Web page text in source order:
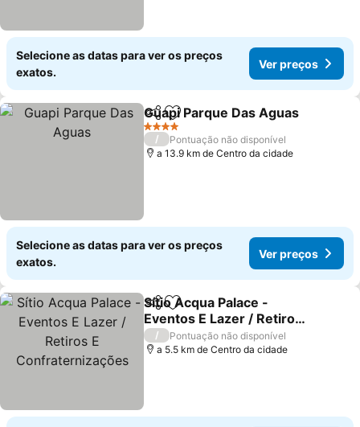
Selecione as datas para ver os preços
exatos.
Ver preços
PartilharAdicionar aos favoritos
Guapi Parque Das Aguas
4 Estrelas
/
Pontuação não disponível
a 13.9 km de Centro da cidade
Selecione as datas para ver os preços
exatos.
Ver preços
PartilharAdicionar aos favoritos
Sítio Acqua Palace -
Eventos E Lazer / Retiros
E Confraternizações
/
Pontuação não disponível
a 5.5 km de Centro da cidade